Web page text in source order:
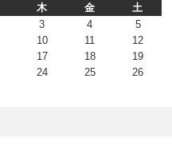
木 金
土
3 4
5
10 11
12
17 18
19
24 25
26